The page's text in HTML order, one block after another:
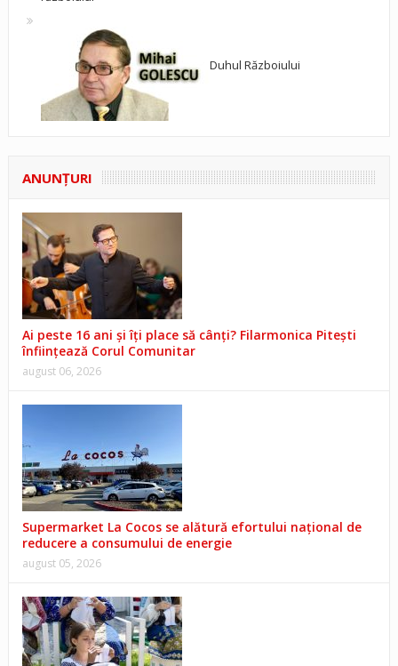
Duhul Războiului
ANUNŢURI
Ai peste 16 ani și îți place să cânți? Filarmonica Pitești
înființează Corul Comunitar
august 06, 2026
Supermarket La Cocos se alătură efortului național de
reducere a consumului de energie
august 05, 2026